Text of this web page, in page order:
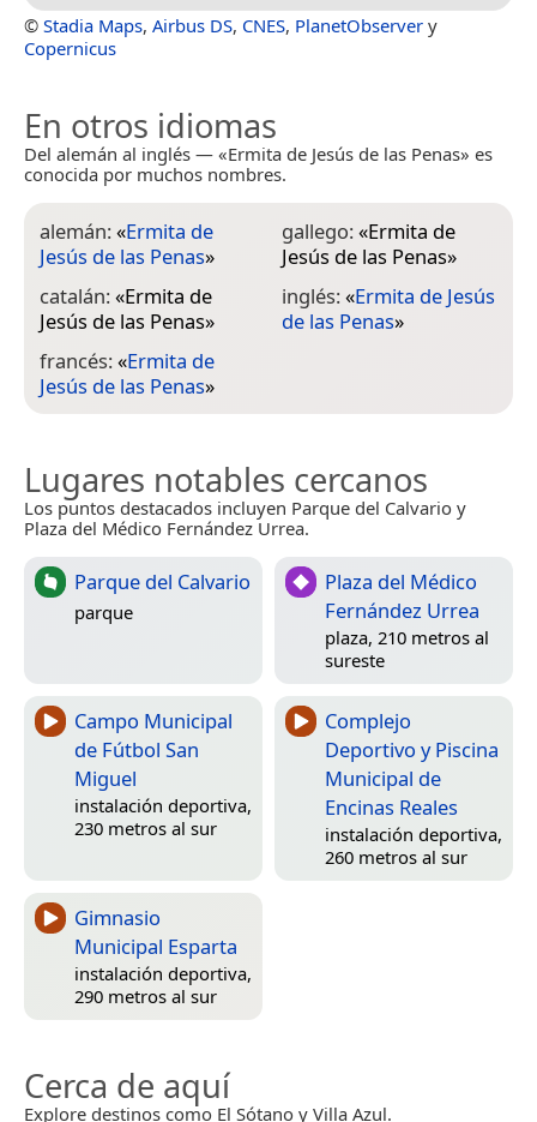
© Stadia Maps, Airbus DS, CNES, PlanetObserver y
Copernicus
En otros idiomas
Del alemán al inglés — «Ermita de Jesús de las Penas» es
conocida por muchos nombres.
alemán:«Ermita de
Jesús de las Penas»
catalán:«Ermita de
Jesús de las Penas»
francés:«Ermita de
Jesús de las Penas»
gallego:«Ermita de
Jesús de las Penas»
inglés:«Ermita de Jesús
de las Penas»
Lugares notables cercanos
Los puntos destacados incluyen Parque del Calvario y
Plaza del Médico Fernández Urrea.
Parque del Calvario
parque
Plaza del Médico
Fernández Urrea
plaza, 210 metros al
sureste
Campo Municipal
de Fútbol San
Miguel
instalación deportiva,
230 metros al sur
Complejo
Deportivo y Piscina
Municipal de
Encinas Reales
instalación deportiva,
260 metros al sur
Gimnasio
Municipal Esparta
instalación deportiva,
290 metros al sur
Cerca de aquí
Explore destinos como El Sótano y Villa Azul.